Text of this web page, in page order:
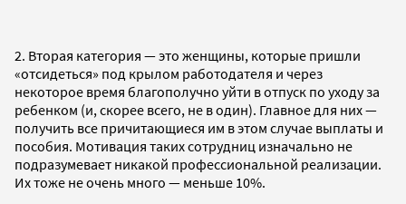
2. Вторая категория — это женщины, которые пришли
«отсидеться» под крылом работодателя и через
некоторое время благополучно уйти в отпуск по уходу за
ребенком (и, скорее всего, не в один). Главное для них —
получить все причитающиеся им в этом случае выплаты и
пособия. Мотивация таких сотрудниц изначально не
подразумевает никакой профессиональной реализации.
Их тоже не очень много — меньше 10%.